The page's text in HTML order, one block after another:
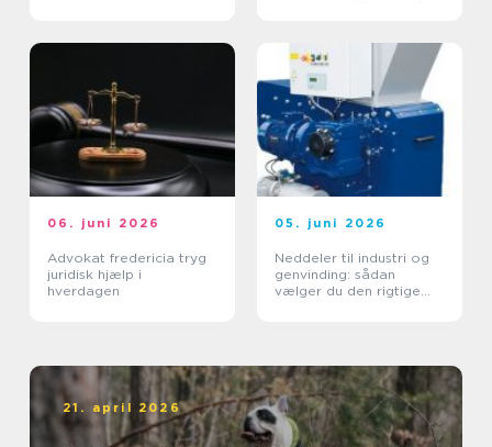
06. juni 2026
Advokat fredericia tryg
juridisk hjælp i
hverdagen
05. juni 2026
Neddeler til industri og
genvinding: sådan
vælger du den rigtige
21. april 2026